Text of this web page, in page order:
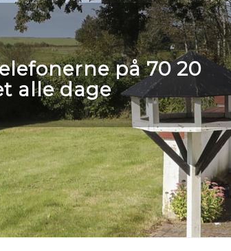
på70 20
alle dage